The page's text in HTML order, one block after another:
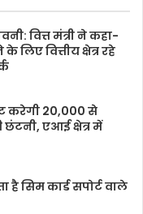
वित्त मंत्री ने कहा-
वित्तीय क्षेत्र रहे
करेगी 20,000 से
छंटनी, एआई क्षेत्र में
सिम कार्ड सपोर्ट वाले